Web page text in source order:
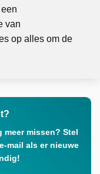
van
op alles om de
missen? Stel
mail als er nieuwe